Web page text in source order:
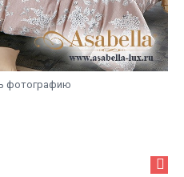
фотографию